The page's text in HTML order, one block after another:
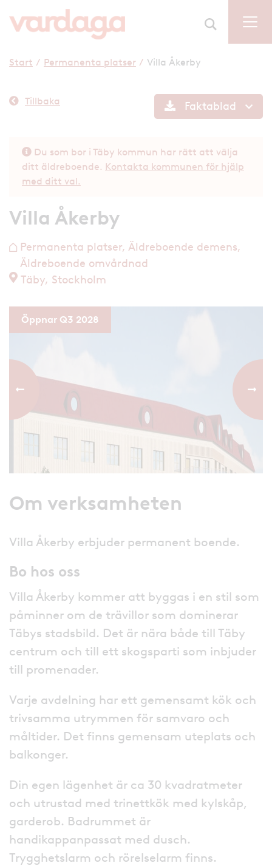
Start / Permanenta platser / Villa Åkerby
Tillbaka Faktablad
Du som bor i Täby kommun har rätt att välja
ditt äldreboende. Kontakta kommunen för hjälp
med ditt val.
Villa Åkerby
h Permanenta platser, Äldreboende demens,
Äldreboende omvårdnad
Täby, Stockholm
Föregående bild
Öppnar Q3 2028
Om verksamheten
Villa Åkerby erbjuder permanent boende.
Bo hos oss
Villa Åkerby kommer att byggas i en stil som
påminner om de trävillor som dominerar
Täbys stadsbild. Det är nära både till Täby
centrum och till ett skogsparti som inbjuder
till promenader.
Varje avdelning har ett gemensamt kök och
trivsamma utrymmen för samvaro och
måltider. Det finns gemensam uteplats och
balkonger.
Din egen lägenhet är ca 30 kvadratmeter
och utrustad med trinettkök med kylskåp,
garderob. Badrummet är
handikappanpassat med dusch.
Trygghetslarm och rörelselarm finns.